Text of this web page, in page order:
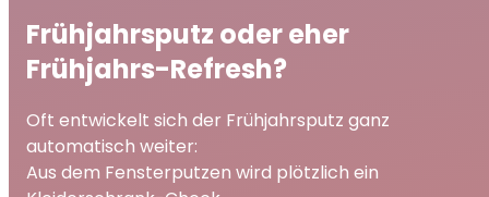
Frühjahrsputz oder eher
Frühjahrs-Refresh?
Oft entwickelt sich der Frühjahrsputz ganz
automatisch weiter:
Aus dem Fensterputzen wird plötzlich ein